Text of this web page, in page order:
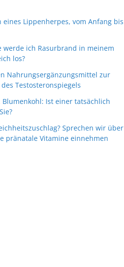
eines Lippenherpes, vom Anfang bis
werde ich Rasurbrand in meinem
los?
Nahrungsergänzungsmittel zur
Testosteronspiegels
Blumenkohl: Ist einer tatsächlich
Sprechen wir über
pränatale Vitamine einnehmen